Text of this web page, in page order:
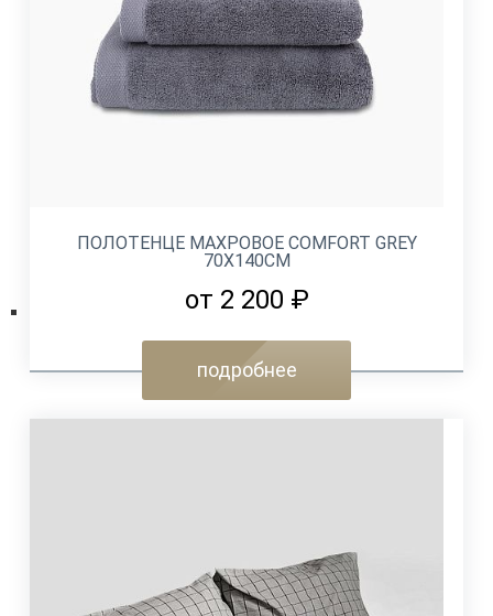
ПОЛОТЕНЦЕ МАХРОВОЕ COMFORT GREY
70Х140СМ
от 2 200 ₽
подробнее